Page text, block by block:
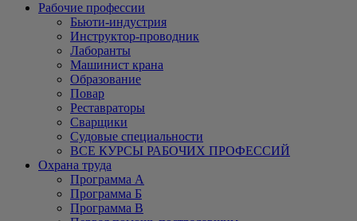
Рабочие профессии
Бьюти-индустрия
Инструктор-проводник
Лаборанты
Машинист крана
Образование
Повар
Реставраторы
Сварщики
Судовые специальности
ВСЕ КУРСЫ РАБОЧИХ ПРОФЕССИЙ
Охрана труда
Программа А
Программа Б
Программа В